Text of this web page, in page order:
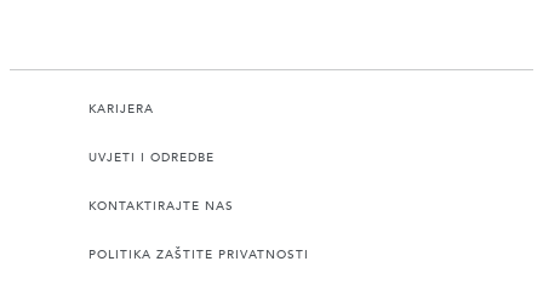
KARIJERA
UVJETI I ODREDBE
KONTAKTIRAJTE NAS
POLITIKA ZAŠTITE PRIVATNOSTI